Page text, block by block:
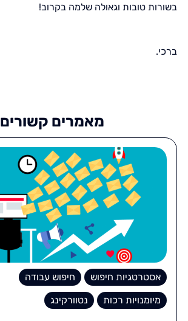
בשורות טובות וגאולה שלמה בקרוב!
ברכי.
מאמרים קשורים
אסטרטגיות חיפוש
חיפוש עבודה
מיומנויות רכות
נטוורקינג